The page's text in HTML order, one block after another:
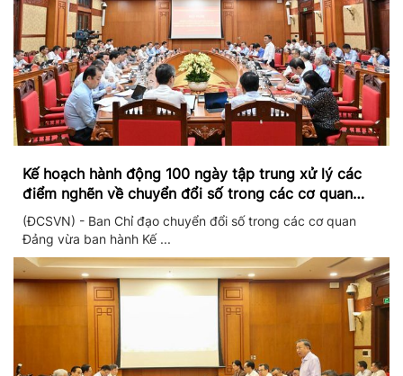
Kế hoạch hành động 100 ngày tập trung xử lý các
điểm nghẽn về chuyển đổi số trong các cơ quan
Đảng
(ĐCSVN) - Ban Chỉ đạo chuyển đổi số trong các cơ quan
Đảng vừa ban hành Kế ...